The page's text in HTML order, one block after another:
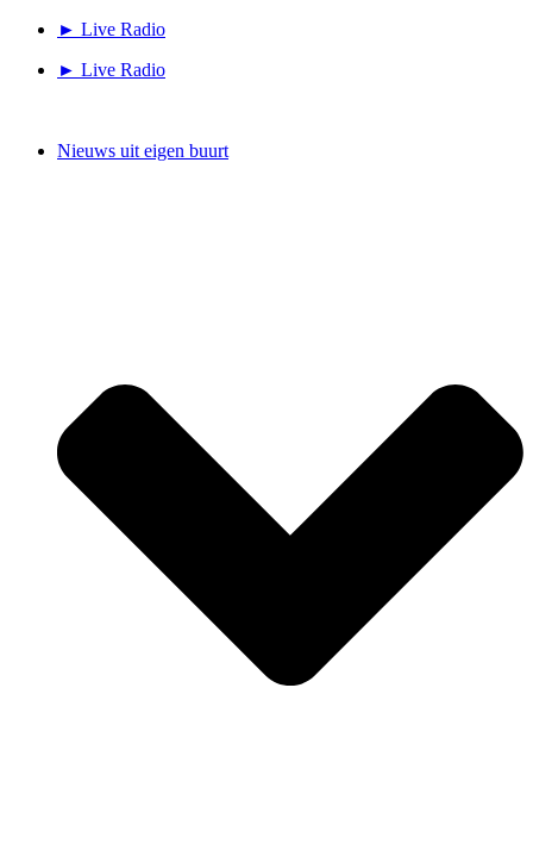
► Live Radio
► Live Radio
Nieuws uit eigen buurt